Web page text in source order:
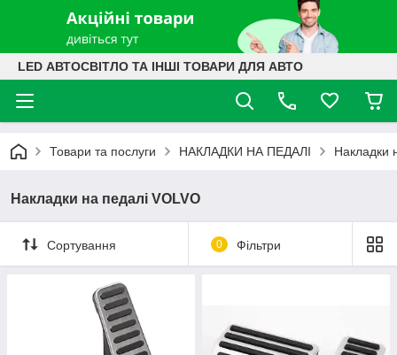
LED АВТОСВІТЛО ТА ІНШІ ТОВАРИ ДЛЯ АВТО
Товари та послуги НАКЛАДКИ НА ПЕДАЛІ Накладки
Накладки на педалі VOLVO
Сортування 0 Фільтри